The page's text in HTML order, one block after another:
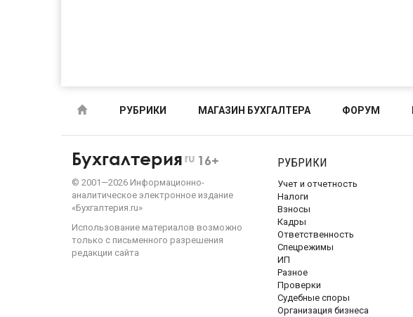
РУБРИКИ МАГАЗИН БУХГАЛТЕРА ФОРУМ
Бухгалтерия ru 16+
© 2001—2026 Информационно-
аналитическое электронное издание
«Бухгалтерия.ru»
Использование материалов возможно
только с письменного разрешения
редакции сайта
РУБРИКИ
Учет и отчетность
Налоги
Взносы
Кадры
Ответственность
Спецрежимы
ИП
Разное
Проверки
Судебные споры
Организация бизнеса